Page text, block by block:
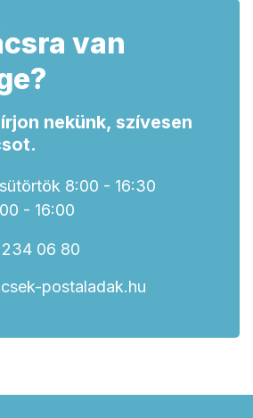
van
nekünk, szívesen
8:00 - 16:30
- 16:00
06 80
postaladak.hu